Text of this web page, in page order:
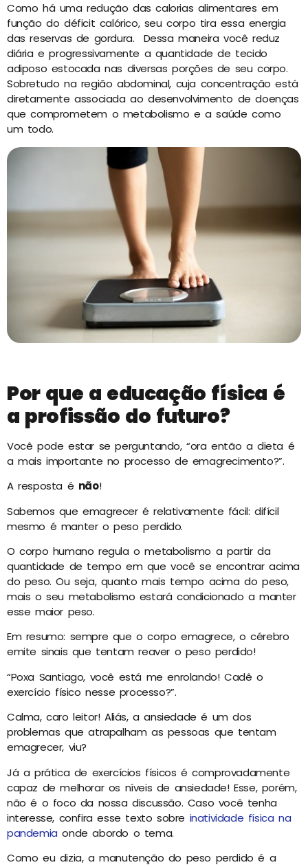
Como há uma redução das calorias alimentares em
função do déficit calórico, seu corpo tira essa energia
das reservas de gordura. Dessa maneira você reduz
diária e progressivamente a quantidade de tecido
adiposo estocada nas diversas porções de seu corpo.
Sobretudo na região abdominal, cuja concentração está
diretamente associada ao desenvolvimento de doenças
que comprometem o metabolismo e a saúde como
um todo.
Por que a educação física é
a profissão do futuro?
Você pode estar se perguntando, “ora então a dieta é
a mais importante no processo de emagrecimento?”.
A resposta é não!
Sabemos que emagrecer é relativamente fácil: difícil
mesmo é manter o peso perdido.
O corpo humano regula o metabolismo a partir da
quantidade de tempo em que você se encontrar acima
do peso. Ou seja, quanto mais tempo acima do peso,
mais o seu metabolismo estará condicionado a manter
esse maior peso.
Em resumo: sempre que o corpo emagrece, o cérebro
emite sinais que tentam reaver o peso perdido!
“Poxa Santiago, você está me enrolando! Cadê o
exercício físico nesse processo?”.
Calma, caro leitor! Aliás, a ansiedade é um dos
problemas que atrapalham as pessoas que tentam
emagrecer, viu?
Já a prática de exercícios físicos é comprovadamente
capaz de melhorar os níveis de ansiedade! Esse, porém,
não é o foco da nossa discussão. Caso você tenha
interesse, confira esse texto sobre inatividade física na
pandemia onde abordo o tema.
Como eu dizia, a manutenção do peso perdido é a